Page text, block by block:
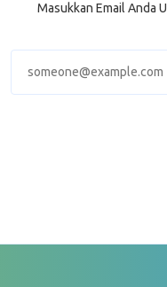
Masukkan Email Anda